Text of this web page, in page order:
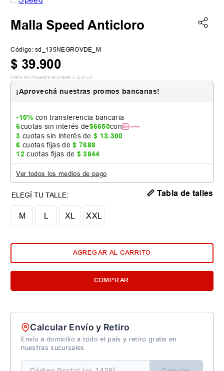
Malla Speed Anticloro
Código: sd_135NEGROVDE_M
$ 39.900
Precio sin impuestos nacionales: $ 32 975 21
¡Aprovechá nuestras promos bancarias!
-10% con transferencia bancaria
6cuotas sin interés de$6650con
3 cuotas sin interés de$ 13.300
6 cuotas fijas de$ 7688
12 cuotas fijas de $ 3844
Ver todos los medios de pago
L
M XL XXL
📏 Tabla de talles
AGREGAR AL CARRITO
COMPRAR
Calcular Envío y Retiro
Envío a domicilio a todo el país y retiro gratis en
nuestras sucursales